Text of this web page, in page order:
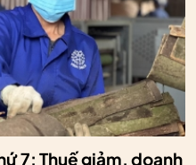
7: Thuế giảm, doanh